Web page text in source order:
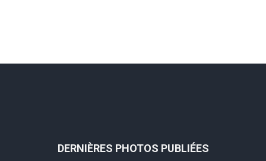
DERNIÈRES PHOTOS PUBLIÉES